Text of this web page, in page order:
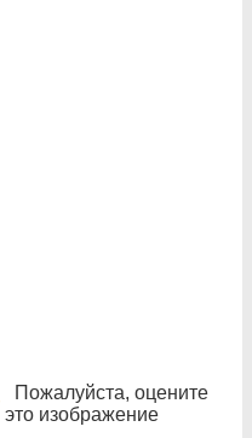
Пожалуйста, оцените
это изображение